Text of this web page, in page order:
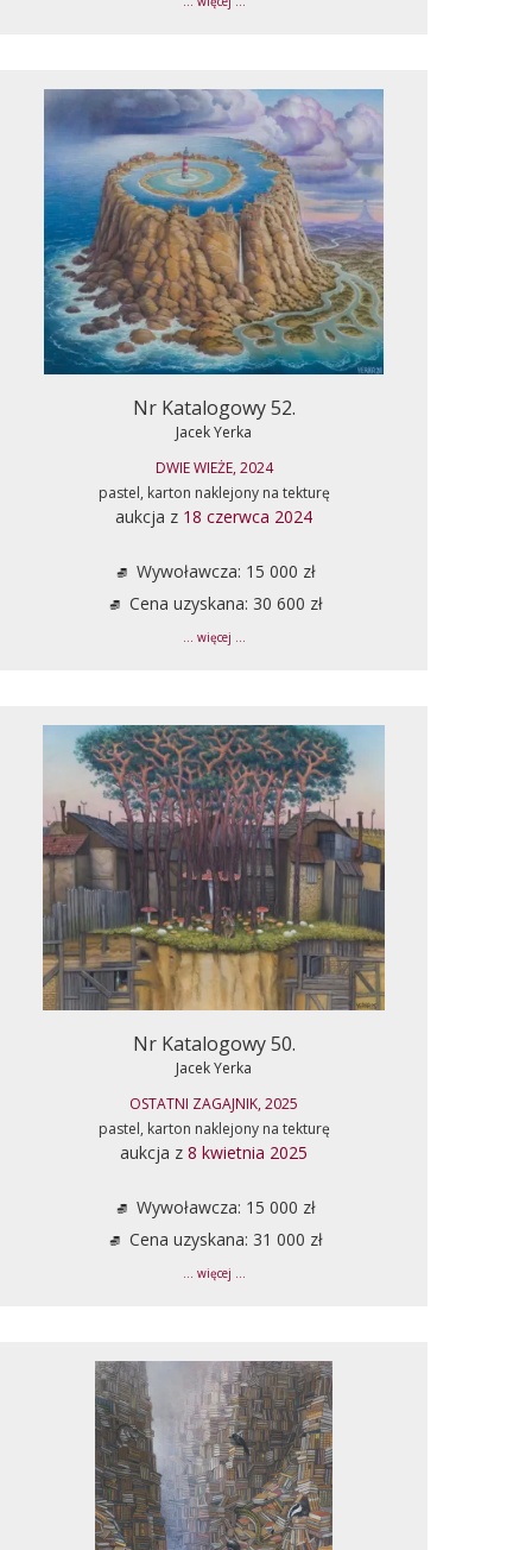
Nr Katalogowy 52.
Jacek Yerka
DWIE WIEŻE, 2024
pastel, karton naklejony na tekturę
aukcja z 18 czerwca 2024
Wywoławcza: 15 000 zł
Cena uzyskana: 30 600 zł
... więcej ...
Nr Katalogowy 50.
Jacek Yerka
OSTATNI ZAGAJNIK, 2025
pastel, karton naklejony na tekturę
aukcja z 8 kwietnia 2025
Wywoławcza: 15 000 zł
Cena uzyskana: 31 000 zł
... więcej ...